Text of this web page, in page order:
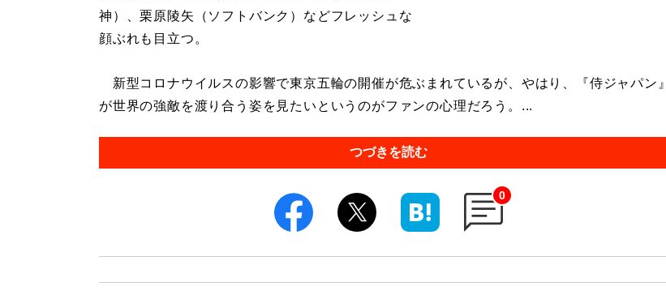
神）、栗原陵矢（ソフトバンク）などフレッシュな
顔ぶれも目立つ。
新型コロナウイルスの影響で東京五輪の開催が危ぶまれているが、やはり、『侍ジャパン』
が世界の強敵を渡り合う姿を見たいというのがファンの心理だろう。...
つづきを読む
0